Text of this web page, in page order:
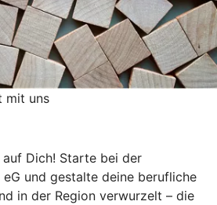
mit uns
Dich! Starte bei der
und gestalte deine berufliche
in der Region verwurzelt – die